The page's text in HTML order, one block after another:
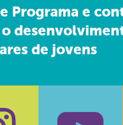
Programa e
de jovens